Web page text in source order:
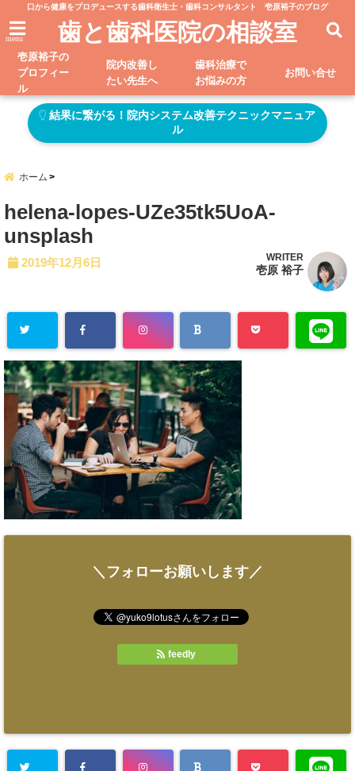
口から健康をプロデュースする歯科衛生士・歯科コンサルタント 壱原裕子のブログ
menu 歯と歯科医院の相談室
壱原裕子の
プロフィー
ル
院内改善し
たい先生へ
歯科治療で
お悩みの方
お問い合せ
結果に繋がる！院内システム改善テクニックマニュア
ル
ホーム
helena-lopes-UZe35tk5UoA-
unsplash
2019年12月6日 WRITER
壱原 裕子
＼フォローお願いします／
feedly